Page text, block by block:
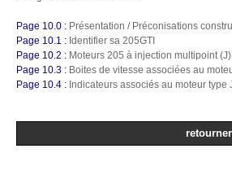
Page 10.0 : Présentation / Préconisations
Page 10.1 : Identifier sa 205GTI
Page 10.2 : Moteurs 205 à injection multipoint (J)
Page 10.3 : Boites de vitesse associées au
Page 10.4 : Indicateurs associés au moteur type